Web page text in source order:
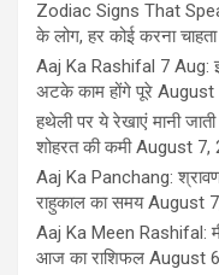
Zodiac Signs That
के लोग, हर कोई करना चाहता
Aaj Ka Rashifal 7 Aug:
अटके काम होंगे पूरे August
हथेली पर ये रेखाएं मानी
शोहरत की कमी August 7,
Aaj Ka Panchang: श्रावण
राहुकाल का समय August
Aaj Ka Meen Rashifal:
आज का राशिफल August